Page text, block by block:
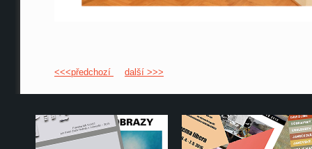
<<<předchozí další >>>